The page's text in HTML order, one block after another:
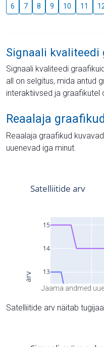
6 7 8 9 10 11
Signaali kvaliteedi
Signaali kvaliteedi
all on selgitus, mida antud
interaktiivsed ja graafikutel
Reaalaja
Reaalaja graafikud
uuenevad iga minut.
Jaama andmed
Satelliitide arv näitab